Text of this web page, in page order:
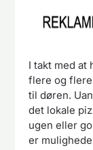
I takt med
flere og
til døren.
det lokale
ugen eller
er